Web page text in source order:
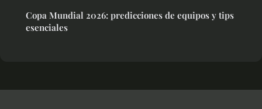
Copa Mundial 2026: predicciones de equipos y tips
esenciales